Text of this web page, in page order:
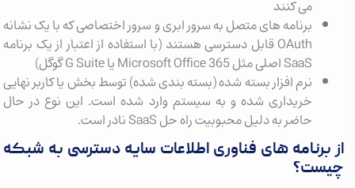
می کنند
برنامه های متصل به سرور ابری و سرور اختصاصی که با یک نشانه
OAuth قابل دسترسی هستند (با استفاده از اعتبار از یک برنامه
SaaS اصلی مثل Microsoft Office 365 یا G Suite گوگل)
نرم افزار بسته شده (بسته بندی شده) توسط بخش یا کاربر نهایی
خریداری شده و به سیستم وارد شده است. این نوع در حال
حاضر به دلیل محبوبیت راه حل SaaS نادر است.
از برنامه های فناوری اطلاعات سایه دسترسی به شبکه
چیست؟